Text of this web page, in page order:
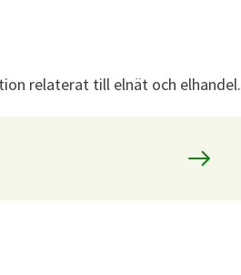
relaterat till elnät och elhandel.